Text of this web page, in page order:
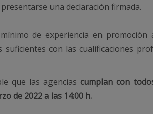
una declaración firmada.
de experiencia en
con las cualificaciones
que las agencias cumplan con
de 2022 a las 14:00 h.